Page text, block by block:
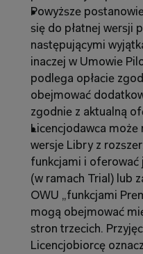
Powyższe
się do płatnej wersji
następującymi
inaczej w Umowie
podlega opłacie
obejmować
zgodnie z aktualną
Licencjodawca
wersje Libry z
funkcjami i oferować
(w ramach Trial) lub
OWU „funkcjami
mogą obejmować
stron trzecich.
Licencjobiorcę